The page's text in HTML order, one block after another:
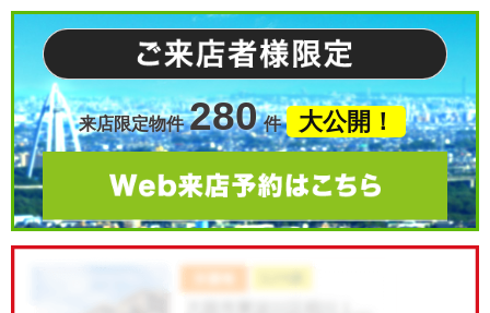
来店限定物件 280 件 大公開！